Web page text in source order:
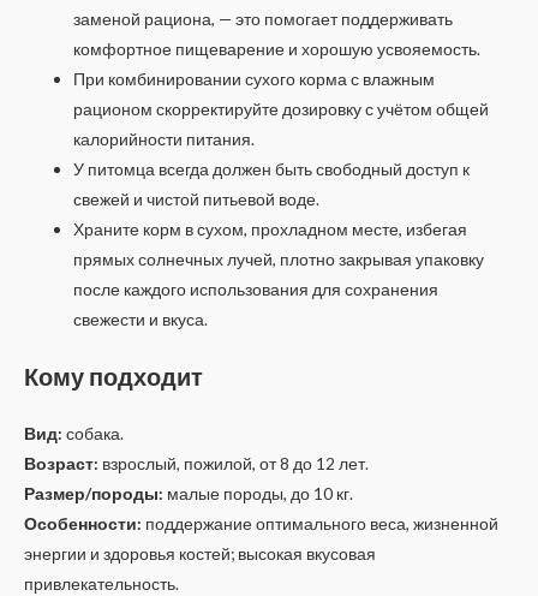
заменой рациона, — это помогает поддерживать
комфортное пищеварение и хорошую усвояемость.
При комбинировании сухого корма с влажным
рационом скорректируйте дозировку с учётом общей
калорийности питания.
У питомца всегда должен быть свободный доступ к
свежей и чистой питьевой воде.
Храните корм в сухом, прохладном месте, избегая
прямых солнечных лучей, плотно закрывая упаковку
после каждого использования для сохранения
свежести и вкуса.
Кому подходит
Вид: собака.
Возраст: взрослый, пожилой, от 8 до 12 лет.
Размер/породы: малые породы, до 10 кг.
Особенности: поддержание оптимального веса, жизненной
энергии и здоровья костей; высокая вкусовая
привлекательность.